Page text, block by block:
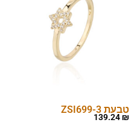
טבעת ZSI699-3
139.24₪